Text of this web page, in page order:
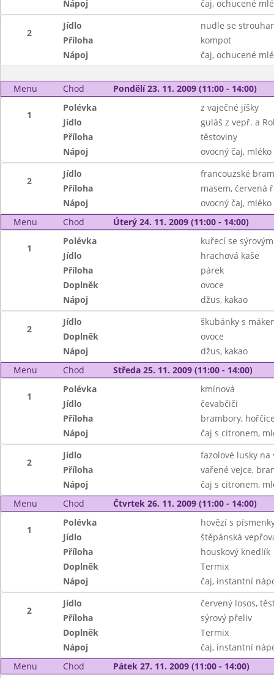
Nápoj čaj, ochucené
2
Jídlo
nudle se
Příloha
kompot
Nápoj
čaj, ochucené
Menu Chod Pondělí 23. 11. 2009 (11:00 - 14:00)
1
Polévka
z vaječné jíšky
Jídlo
guláš z vepř. a
Příloha
těstoviny
Nápoj
ovocný čaj, mléko
2
Jídlo
francouzské
Příloha
masem, červená
Nápoj
ovocný čaj, mléko
Menu
Chod Úterý 24. 11. 2009 (11:00 - 14:00)
1
Polévka
kuřecí se
Jídlo
hrachová kaše
Příloha
párek
Doplněk
ovoce
Nápoj
džus, kakao
2
Jídlo
škubánky s
Doplněk
ovoce
Nápoj
džus, kakao
Menu
Chod Středa 25. 11. 2009 (11:00 - 14:00)
1
Polévka
kmínová
Jídlo
čevabčiči
Příloha
brambory,
Nápoj
čaj s citronem,
2
Jídlo
fazolové lusky na
Příloha
vařené vejce,
Nápoj
čaj s citronem,
Menu
Chod Čtvrtek 26. 11. 2009 (11:00 - 14:00)
1
Polévka
hovězí s
Jídlo
štěpánská
Příloha
houskový knedlík
Doplněk
Termix
Nápoj
čaj, instantní
2
Jídlo
červený losos,
Příloha
sýrový přeliv
Doplněk
Termix
Nápoj
čaj, instantní
Menu
Chod Pátek 27. 11. 2009 (11:00 - 14:00)